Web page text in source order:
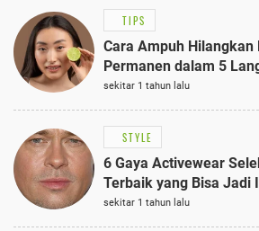
TIPS
Cara Ampuh Hilangkan
Permanen dalam 5
sekitar 1 tahun lalu
STYLE
6 Gaya Activewear
Terbaik yang Bisa Jadi
sekitar 1 tahun lalu